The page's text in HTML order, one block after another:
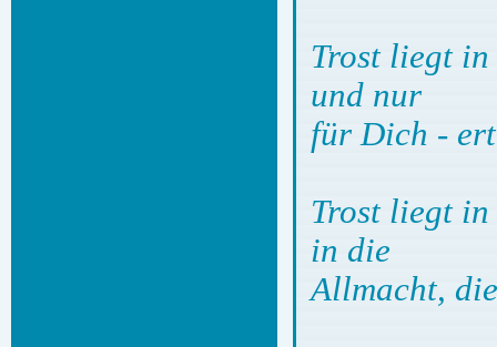
Trost liegt
und nur
für Dich -
Trost liegt
in die
Allmacht,